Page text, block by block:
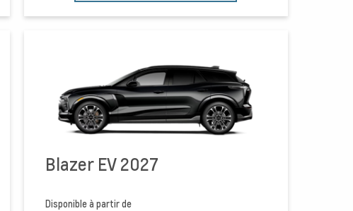
Blazer EV 2027
Disponible à partir de